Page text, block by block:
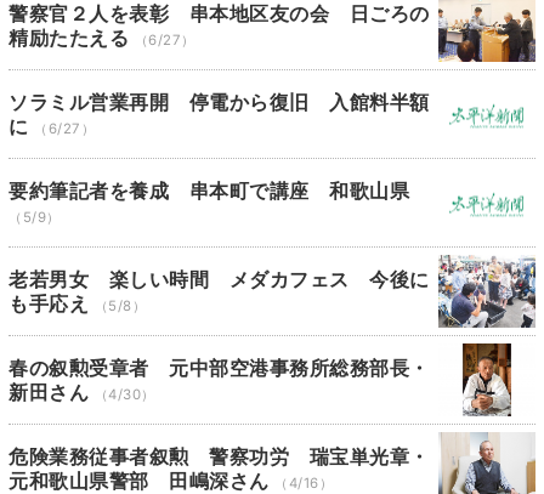
警察官２人を表彰 串本地区友の会 日ごろの
精励たたえる
（6/27）
ソラミル営業再開 停電から復旧 入館料半額
に
（6/27）
要約筆記者を養成 串本町で講座 和歌山県
（5/9）
老若男女 楽しい時間 メダカフェス 今後に
も手応え
（5/8）
春の叙勲受章者 元中部空港事務所総務部長・
新田さん
（4/30）
危険業務従事者叙勲 警察功労 瑞宝単光章・
元和歌山県警部 田嶋深さん
（4/16）